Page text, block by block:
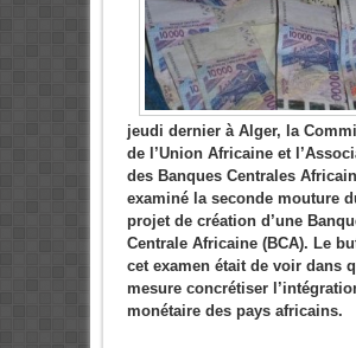
jeudi dernier à Alger, la
de l’Union Africaine et
des Banques Centrales
examiné la seconde mouture
projet de création d’une
Centrale Africaine (BCA). Le
cet examen était de voir dans
mesure concrétiser
monétaire des pays africains.